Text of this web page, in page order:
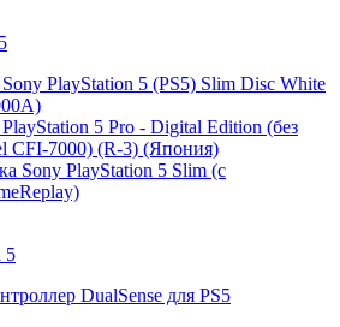
PlayStation 5 (PS5) Slim Disc White
5 Pro - Digital Edition (без
CFI-7000) (R-3) (Япония)
Sony PlayStation 5 Slim (с
5
DualSense для PS5